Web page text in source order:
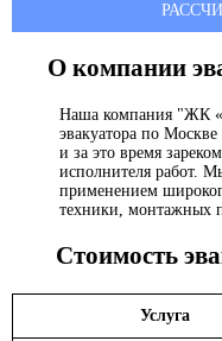
О компании
Наша компания "ЖК
эвакуатора по
и за это время
исполнителя работ.
применением
техники, монтажных
Стоимость
Услуга